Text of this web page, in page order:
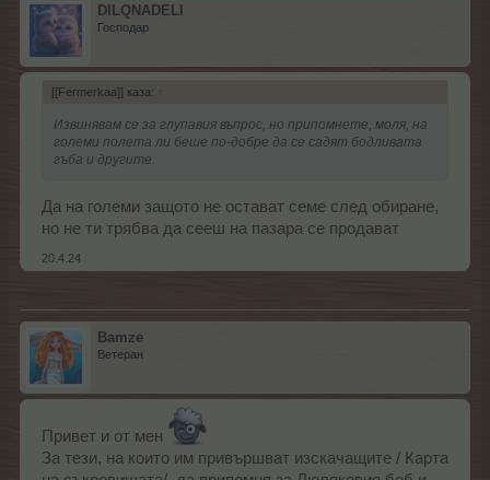
DILQNADELI
Господар
[[Fermerkaa]] каза: ↑
Извинявам се за глупавия въпрос, но припомнете, моля, на
големи полета ли беше по-добре да се садят бодливата
гъба и другите.
Да на големи защото не остават семе след обиране,
но не ти трябва да сееш на пазара се продават
20.4.24
Bamze
Ветеран
Привет и от мен
За тези, на които им привършват изскачащите / Карта